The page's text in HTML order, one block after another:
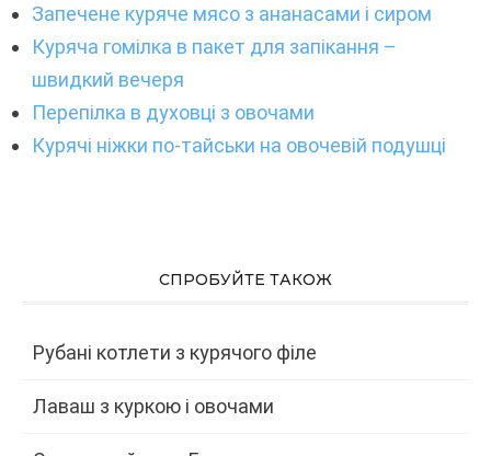
Запечене куряче мясо з ананасами і сиром
Куряча гомілка в пакет для запікання –
швидкий вечеря
Перепілка в духовці з овочами
Курячі ніжки по-тайськи на овочевій подушці
СПРОБУЙТЕ ТАКОЖ
Рубані котлети з курячого філе
Лаваш з куркою і овочами